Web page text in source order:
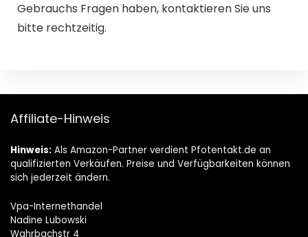
Gebrauchs Fragen haben, kontaktieren Sie uns
bitte rechtzeitig.
Affiliate-Hinweis
Hinweis: Als Amazon-Partner verdient Pfotentakt.de an
qualifizierten Verkäufen. Preise und Verfügbarkeiten können
sich jederzeit ändern.
Vpa-Internethandel
Nadine Lubowski
Wahrbachstr 4